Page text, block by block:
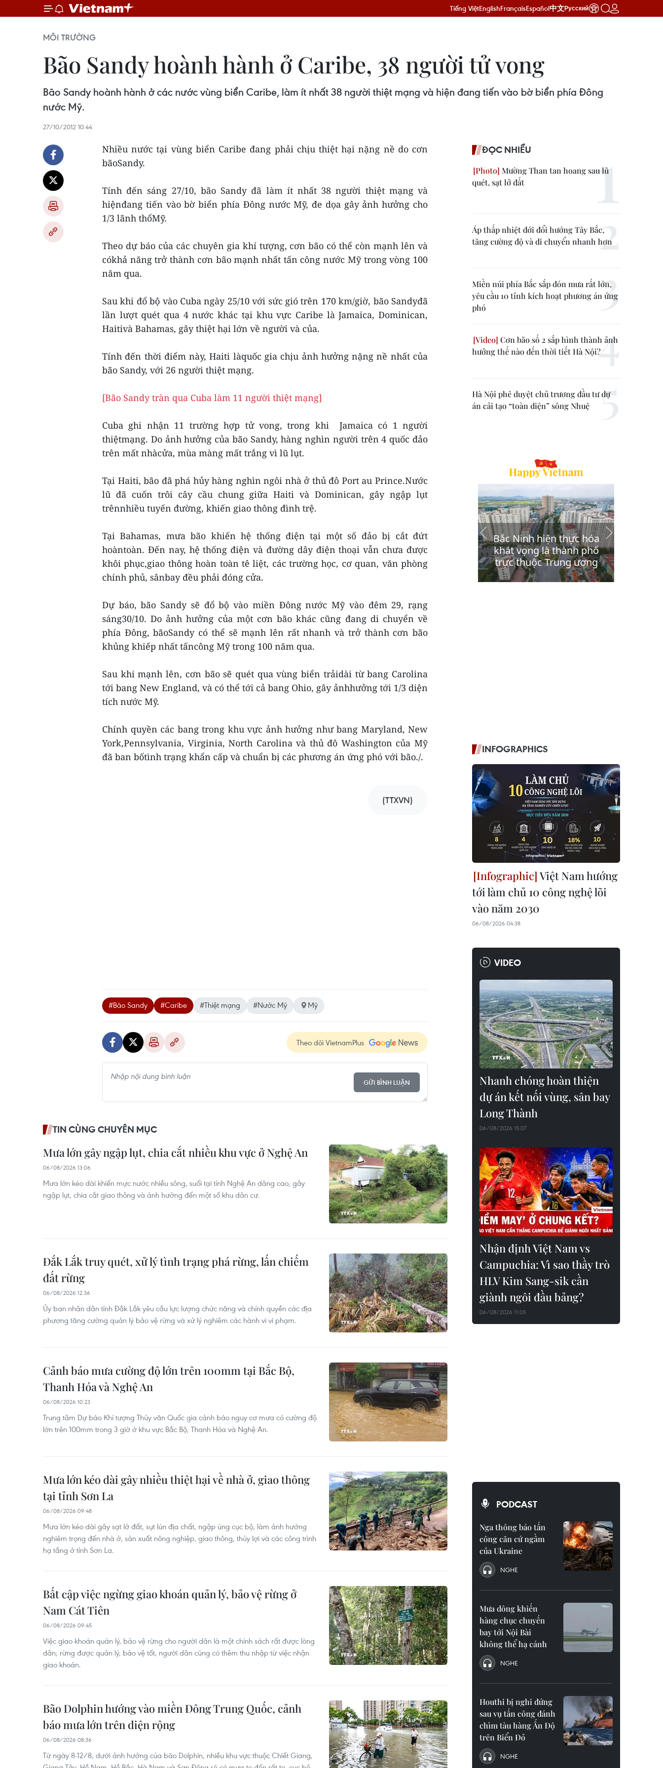
Tiếng ViệtEnglishFrançaisEspañol中文Русский
MÔI TRƯỜNG
Bão Sandy hoành hành ở Caribe, 38 người tử vong
Bão Sandy hoành hành ở các nước vùng biển Caribe, làm ít nhất 38 người thiệt mạng và hiện đang tiến vào bờ biển phía Đông
nước Mỹ.
27/10/2012 10:44
Nhiều nước tại vùng biển Caribe đang phải chịu thiệt hại nặng nề do cơn
bãoSandy.
Tính đến sáng 27/10, bão Sandy đã làm ít nhất 38 người thiệt mạng và
hiệnđang tiến vào bờ biển phía Đông nước Mỹ, đe dọa gây ảnh hưởng cho
1/3 lãnh thổMỹ.
Theo dự báo của các chuyên gia khí tượng, cơn bão có thể còn mạnh lên và
cókhả năng trở thành cơn bão mạnh nhất tấn công nước Mỹ trong vòng 100
năm qua.
Sau khi đổ bộ vào Cuba ngày 25/10 với sức gió trên 170 km/giờ, bão Sandyđã
lần lượt quét qua 4 nước khác tại khu vực Caribe là Jamaica, Dominican,
Haitivà Bahamas, gây thiệt hại lớn về người và của.
Tính đến thời điểm này, Haiti làquốc gia chịu ảnh hưởng nặng nề nhất của
bão Sandy, với 26 người thiệt mạng.
[Bão Sandy tràn qua Cuba làm 11 người thiệt mạng]
Cuba ghi nhận 11 trường hợp tử vong, trong khi Jamaica có 1 người
thiệtmạng. Do ảnh hưởng của bão Sandy, hàng nghìn người trên 4 quốc đảo
trên mất nhàcửa, mùa màng mất trắng vì lũ lụt.
Tại Haiti, bão đã phá hủy hàng nghìn ngôi nhà ở thủ đô Port au Prince.Nước
lũ đã cuốn trôi cây cầu chung giữa Haiti và Dominican, gây ngập lụt
trênnhiều tuyến đường, khiến giao thông đình trệ.
Tại Bahamas, mưa bão khiến hệ thống điện tại một số đảo bị cắt đứt
hoàntoàn. Đến nay, hệ thống điện và đường dây điện thoại vẫn chưa được
khôi phục,giao thông hoàn toàn tê liệt, các trường học, cơ quan, văn phòng
chính phủ, sânbay đều phải đóng cửa.
Dự báo, bão Sandy sẽ đổ bộ vào miền Đông nước Mỹ vào đêm 29, rạng
sáng30/10. Do ảnh hưởng của một cơn bão khác cũng đang di chuyển về
phía Đông, bãoSandy có thể sẽ mạnh lên rất nhanh và trở thành cơn bão
khủng khiếp nhất tấncông Mỹ trong 100 năm qua.
Sau khi mạnh lên, cơn bão sẽ quét qua vùng biển trảidài từ bang Carolina
tới bang New England, và có thể tới cả bang Ohio, gây ảnhhưởng tới 1/3 diện
tích nước Mỹ.
Chính quyền các bang trong khu vực ảnh hưởng như bang Maryland, New
York,Pennsylvania, Virginia, North Carolina và thủ đô Washington của Mỹ
đã ban bốtình trạng khẩn cấp và chuẩn bị các phương án ứng phó với bão./.
(TTXVN)
#Bão Sandy #Caribe #Thiệt mạng #Nước Mỹ Mỹ
Theo dõi VietnamPlus
GỬI BÌNH LUẬN
TIN CÙNG CHUYÊN MỤC
Mưa lớn gây ngập lụt, chia cắt nhiều khu vực ở Nghệ An
06/08/2026 13:06
Mưa lớn kéo dài khiến mực nước nhiều sông, suối tại tỉnh Nghệ An dâng cao, gây
ngập lụt, chia cắt giao thông và ảnh hưởng đến một số khu dân cư.
Đắk Lắk truy quét, xử lý tình trạng phá rừng, lấn chiếm
đất rừng
06/08/2026 12:36
Ủy ban nhân dân tỉnh Đắk Lắk yêu cầu lực lượng chức năng và chính quyền các địa
phương tăng cường quản lý bảo vệ rừng và xử lý nghiêm các hành vi vi phạm.
Cảnh báo mưa cường độ lớn trên 100mm tại Bắc Bộ,
Thanh Hóa và Nghệ An
06/08/2026 10:23
Trung tâm Dự báo Khí tượng Thủy văn Quốc gia cảnh báo nguy cơ mưa có cường độ
lớn trên 100mm trong 3 giờ ở khu vực Bắc Bộ, Thanh Hóa và Nghệ An.
Mưa lớn kéo dài gây nhiều thiệt hại về nhà ở, giao thông
tại tỉnh Sơn La
06/08/2026 09:48
Mưa lớn kéo dài gây sạt lở đất, sụt lún địa chất, ngập úng cục bộ, làm ảnh hưởng
nghiêm trọng đến nhà ở, sản xuất nông nghiệp, giao thông, thủy lợi và các công trình
hạ tầng ở tỉnh Sơn La.
Bất cập việc ngừng giao khoán quản lý, bảo vệ rừng ở
Nam Cát Tiên
06/08/2026 09:45
Việc giao khoán quản lý, bảo vệ rừng cho người dân là một chính sách rất được lòng
dân; rừng được quản lý, bảo vệ tốt, người dân cũng có thêm thu nhập từ việc nhận
giao khoán.
Bão Dolphin hướng vào miền Đông Trung Quốc, cảnh
báo mưa lớn trên diện rộng
06/08/2026 08:36
Từ ngày 8-12/8, dưới ảnh hưởng của bão Dolphin, nhiều khu vực thuộc Chiết Giang,
ĐỌC NHIỀU
Mường Than tan hoang sau lũ
quét, sạt lở đất
Áp thấp nhiệt đới đổi hướng Tây Bắc,
tăng cường độ và di chuyển nhanh hơn
Miền núi phía Bắc sắp đón mưa rất lớn,
yêu cầu 10 tỉnh kích hoạt phương án ứng
phó
Cơn bão số 2 sắp hình thành ảnh
hưởng thế nào đến thời tiết Hà Nội?
Hà Nội phê duyệt chủ trương đầu tư dự
án cải tạo “toàn diện” sông Nhuệ
INFOGRAPHICS
Việt Nam hướng
tới làm chủ 10 công nghệ lõi
vào năm 2030
06/08/2026 04:38
VIDEO
Nhanh chóng hoàn thiện
dự án kết nối vùng, sân bay
Long Thành
06/08/2026 15:07
Nhận định Việt Nam vs
Campuchia: Vì sao thầy trò
HLV Kim Sang-sik cần
giành ngôi đầu bảng?
06/08/2026 11:05
PODCAST
Nga thông báo tấn
công căn cứ ngầm
của Ukraine
NGHE
Mưa dông khiến
hàng chục chuyến
bay tới Nội Bài
không thể hạ cánh
NGHE
Houthi bị nghi đứng
sau vụ tấn công đánh
chìm tàu hàng Ấn Độ
trên Biển Đỏ
NGHE